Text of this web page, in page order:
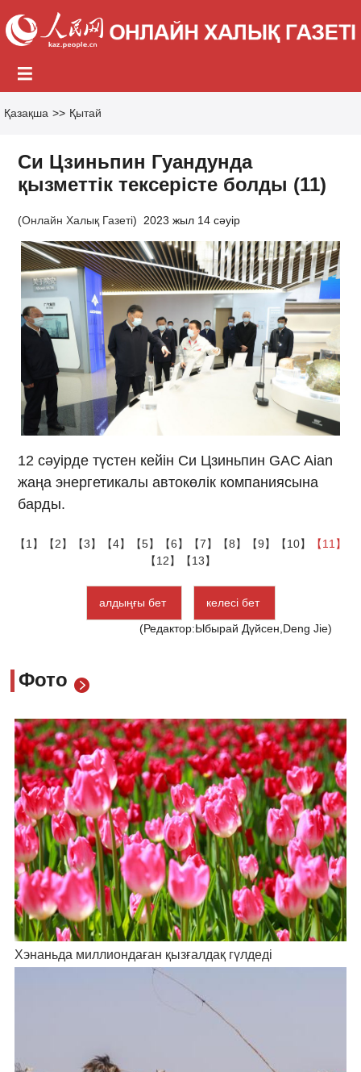
Қазақша >> Қытай
Си Цзиньпин Гуандунда
қызметтік тексерісте болды (11)
(Онлайн Халық Газеті) 2023 жыл 14 сәуір
12 сәуірде түстен кейін Си Цзиньпин GAC Aian
жаңа энергетикалы автокөлік компаниясына
барды.
【1】 【2】 【3】 【4】 【5】 【6】 【7】 【8】 【9】 【10】
【11】
【12】
【13】
алдыңғы бет
келесі бет
(Редактор:Ыбырай Дүйсен,Deng Jie)
Фото
Хэнаньда миллиондаған қызғалдақ гүлдеді